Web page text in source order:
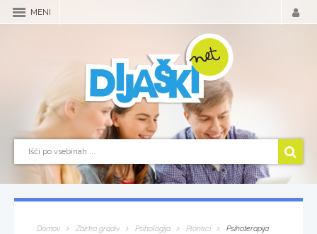
MENI
Domov Zbirka gradiv Psihologija Plonkci Psihoterapija